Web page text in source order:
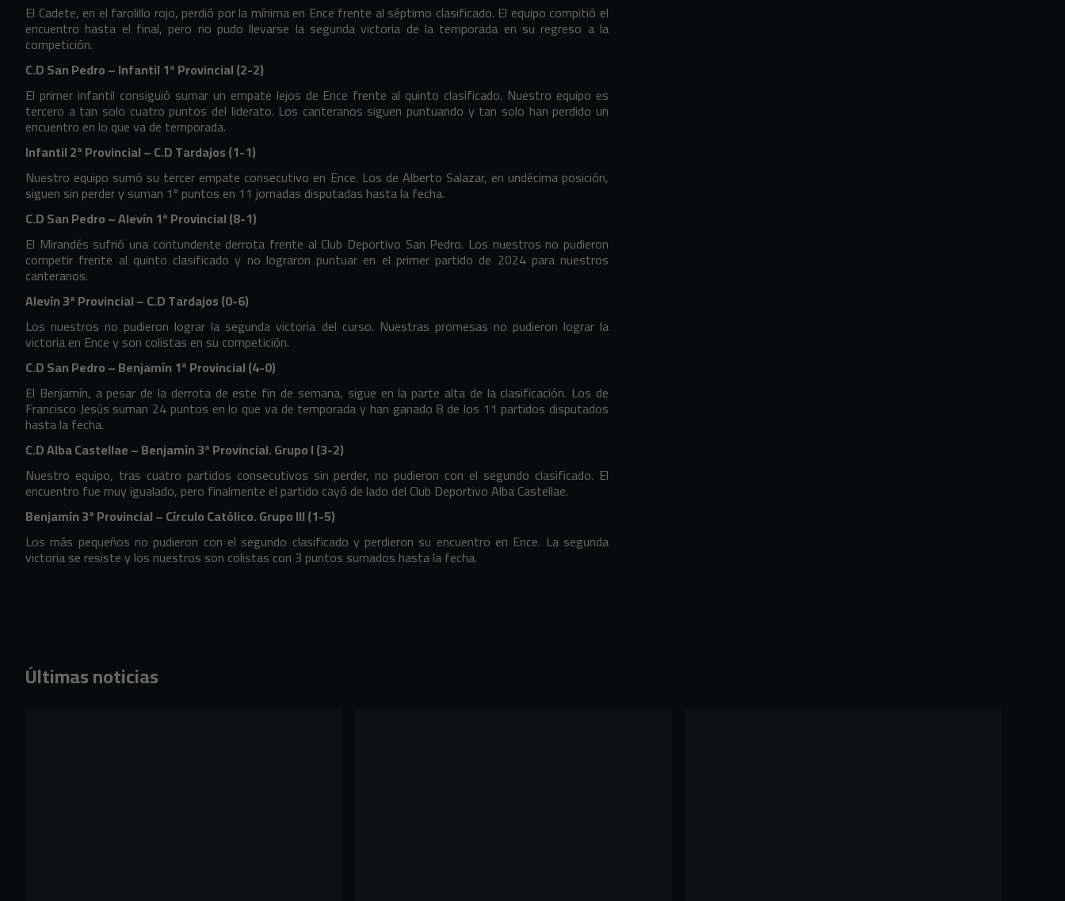
El Cadete, en el farolillo rojo, perdió por la mínima en Ence frente al séptimo clasificado. El equipo compitió el
encuentro hasta el final, pero no pudo llevarse la segunda victoria de la temporada en su regreso a la
competición.
C.D San Pedro – Infantil 1ª Provincial (2-2)
El primer infantil consiguió sumar un empate lejos de Ence frente al quinto clasificado. Nuestro equipo es
tercero a tan solo cuatro puntos del liderato. Los canteranos siguen puntuando y tan solo han perdido un
encuentro en lo que va de temporada.
Infantil 2ª Provincial – C.D Tardajos (1-1)
Nuestro equipo sumó su tercer empate consecutivo en Ence. Los de Alberto Salazar, en undécima posición,
siguen sin perder y suman 1º puntos en 11 jornadas disputadas hasta la fecha.
C.D San Pedro – Alevín 1ª Provincial (8-1)
El Mirandés sufrió una contundente derrota frente al Club Deportivo San Pedro. Los nuestros no pudieron
competir frente al quinto clasificado y no lograron puntuar en el primer partido de 2024 para nuestros
canteranos.
Alevín 3ª Provincial – C.D Tardajos (0-6)
Los nuestros no pudieron lograr la segunda victoria del curso. Nuestras promesas no pudieron lograr la
victoria en Ence y son colistas en su competición.
C.D San Pedro – Benjamín 1ª Provincial (4-0)
El Benjamín, a pesar de la derrota de este fin de semana, sigue en la parte alta de la clasificación. Los de
Francisco Jesús suman 24 puntos en lo que va de temporada y han ganado 8 de los 11 partidos disputados
hasta la fecha.
C.D Alba Castellae – Benjamín 3ª Provincial. Grupo I (3-2)
Nuestro equipo, tras cuatro partidos consecutivos sin perder, no pudieron con el segundo clasificado. El
encuentro fue muy igualado, pero finalmente el partido cayó de lado del Club Deportivo Alba Castellae.
Benjamín 3ª Provincial – Círculo Católico. Grupo III (1-5)
Los más pequeños no pudieron con el segundo clasificado y perdieron su encuentro en Ence. La segunda
victoria se resiste y los nuestros son colistas con 3 puntos sumados hasta la fecha.
Últimas noticias